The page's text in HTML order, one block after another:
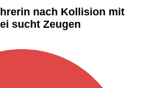
nach Kollision mit
sucht Zeugen